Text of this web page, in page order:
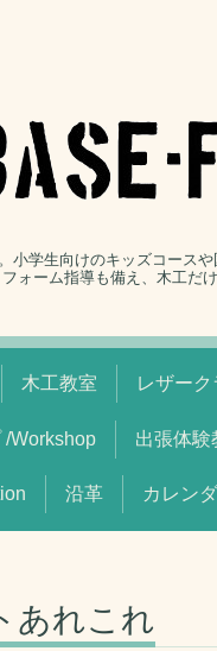
小学生向けのキッズコース
ォーム指導も備え、木工だ
木工教室 レザー
/Workshop 出張体験
沿革 カレン
あれこれ